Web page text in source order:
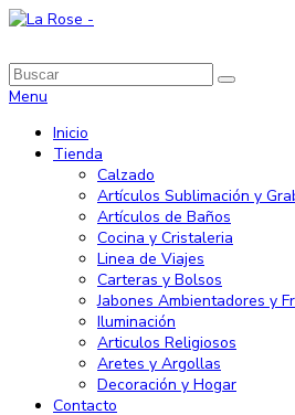
Menu
Inicio
Tienda
Calzado
Artículos Sublimación y
Artículos de Baños
Cocina y Cristaleria
Linea de Viajes
Carteras y Bolsos
Jabones Ambientadores y
Iluminación
Articulos Religiosos
Aretes y Argollas
Decoración y Hogar
Contacto